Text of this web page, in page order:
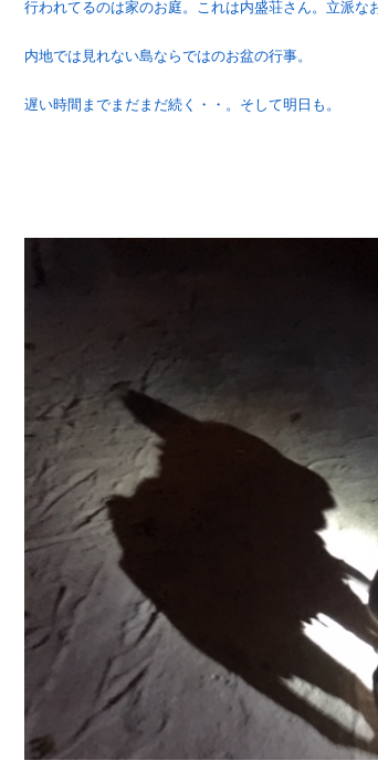
行われてるのは家のお庭。これは内盛荘さん。立派な
内地では見れない島ならではのお盆の行事。
遅い時間までまだまだ続く・・。そして明日も。